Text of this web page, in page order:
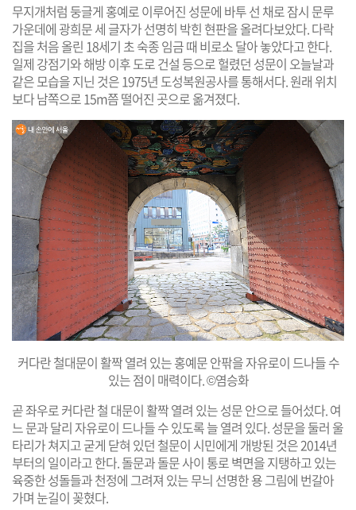
무지개처럼 둥글게 홍예로 이루어진 성문에 바투 선 채로 잠시 문루
가운데에 광희문 세 글자가 선명히 박힌 현판을 올려다보았다. 다락
집을 처음 올린 18세기 초 숙종 임금 때 비로소 달아 놓았다고 한다.
일제 강점기와 해방 이후 도로 건설 등으로 헐렸던 성문이 오늘날과
같은 모습을 지닌 것은 1975년 도성복원공사를 통해서다. 원래 위치
보다 남쪽으로 15m쯤 떨어진 곳으로 옮겨졌다.
커다란 철대문이 활짝 열려 있는 홍예문 안팎을 자유로이 드나들 수
있는 점이 매력이다. ©염승화
곧 좌우로 커다란 철 대문이 활짝 열려 있는 성문 안으로 들어섰다. 여
느 문과 달리 자유로이 드나들 수 있도록 늘 열려 있다. 성문을 둘러 울
타리가 쳐지고 굳게 닫혀 있던 철문이 시민에게 개방된 것은 2014년
부터의 일이라고 한다. 돌문과 돌문 사이 통로 벽면을 지탱하고 있는
육중한 성돌들과 천정에 그려져 있는 무늬 선명한 용 그림에 번갈아
가며 눈길이 꽂혔다.